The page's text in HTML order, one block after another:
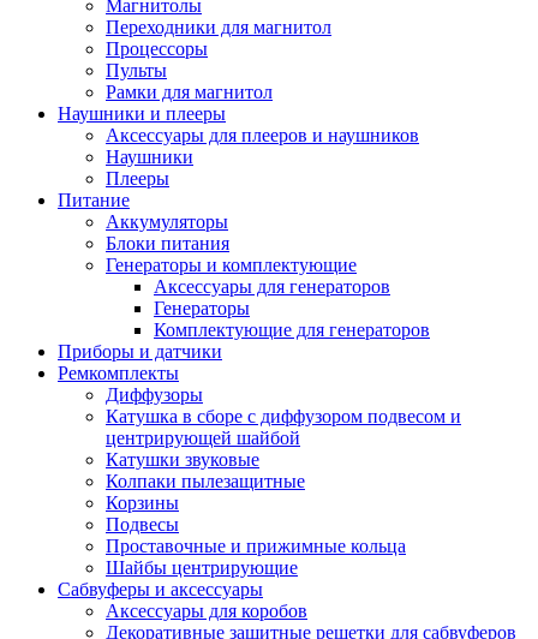
Магнитолы
Переходники для магнитол
Процессоры
Пульты
Рамки для магнитол
Наушники и плееры
Аксессуары для плееров и наушников
Наушники
Плееры
Питание
Аккумуляторы
Блоки питания
Генераторы и комплектующие
Аксессуары для генераторов
Генераторы
Комплектующие для генераторов
Приборы и датчики
Ремкомплекты
Диффузоры
Катушка в сборе с диффузором подвесом и
центрирующей шайбой
Катушки звуковые
Колпаки пылезащитные
Корзины
Подвесы
Проставочные и прижимные кольца
Шайбы центрирующие
Сабвуферы и аксессуары
Аксессуары для коробов
Декоративные защитные решетки для сабвуферов